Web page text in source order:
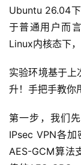
Ubuntu 26.04
于普通用户而
Linux内核态下
实验环境基于上
升！手把手教你
第一步，我们
IPsec VPN各加
AES-GCM算法